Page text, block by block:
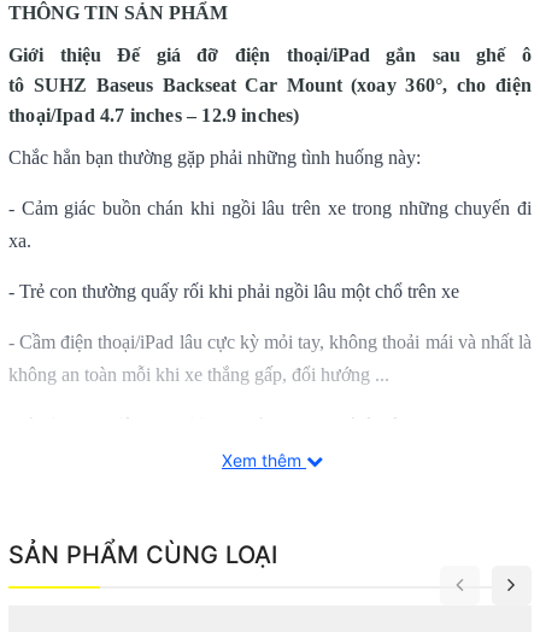
THÔNG TIN SẢN PHẨM
Giới thiệuĐế giá đỡ điện thoại/iPad gắn sau ghế
ô
tô SUHZ Baseus Backseat Car Mount(xoay 360°, cho điện
thoại/Ipad 4.7 inches – 12.9 inches)
Chắc hẳn bạn thường gặp phải những tình huống này:
- Cảm giác buồn chán khi ngồi lâu trên xe trong những chuyến đi
xa.
- Trẻ con thường quấy rối khi phải ngồi lâu một chổ trên xe
- Cầm điện thoại/iPad lâu cực kỳ mỏi tay, không thoải mái và nhất là
không an toàn mỗi khi xe thắng gấp, đổi hướng ...
Đế giá đỡ điện thoại/iPad gắn sau ghế ô tô
xoay 360° , cho điện thoại/Ipad
Xem thêm
SẢN PHẨM CÙNG LOẠI